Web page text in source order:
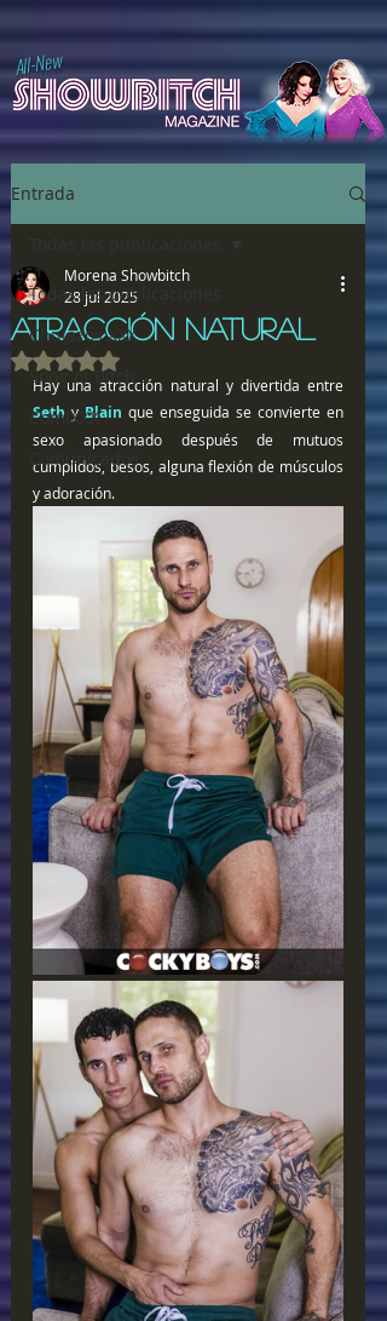
All-New
Entrada
Todas las publicaciones
Chulazos XXX
Song of Bitch
ComiXXX
Comunicados
ATRACCIÓN NATURAL
Morena Showbitch
28 jul 2025
Obtuvo NaN de 5 estrellas.
Seth y Blain que enseguida se convierte en
sexo apasionado después de mutuos
cumplidos, besos, alguna flexión de músculos
y adoración.